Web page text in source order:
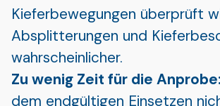
Kieferbewegungen überprüft
Absplitterungen und
wahrscheinlicher.
Zu wenig Zeit für die Anprobe:
dem endgültigen Einsetzen